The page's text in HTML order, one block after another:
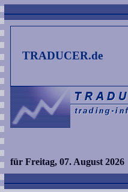
TRADUCER.de
für Freitag, 07. August 2026